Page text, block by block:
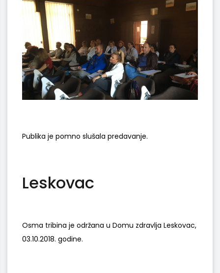
Publika je pomno slušala predavanje.
Leskovac
Osma tribina je održana u Domu zdravlja Leskovac,
03.10.2018. godine.